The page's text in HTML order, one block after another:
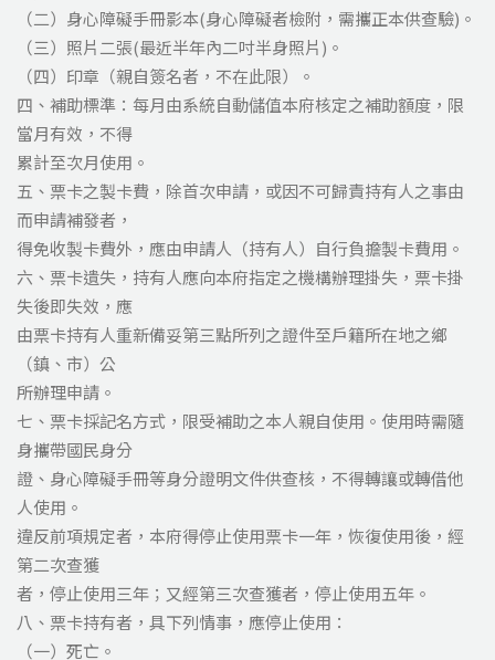
（二）身心障礙手冊影本(身心障礙者檢附，需攜正本供查驗)。
（三）照片二張(最近半年內二吋半身照片)。
（四）印章（親自簽名者，不在此限）。
四、補助標準：每月由系統自動儲值本府核定之補助額度，限
當月有效，不得
累計至次月使用。
五、票卡之製卡費，除首次申請，或因不可歸責持有人之事由
而申請補發者，
得免收製卡費外，應由申請人（持有人）自行負擔製卡費用。
六、票卡遺失，持有人應向本府指定之機構辦理掛失，票卡掛
失後即失效，應
由票卡持有人重新備妥第三點所列之證件至戶籍所在地之鄉
（鎮、市）公
所辦理申請。
七、票卡採記名方式，限受補助之本人親自使用。使用時需隨
身攜帶國民身分
證、身心障礙手冊等身分證明文件供查核，不得轉讓或轉借他
人使用。
違反前項規定者，本府得停止使用票卡一年，恢復使用後，經
第二次查獲
者，停止使用三年；又經第三次查獲者，停止使用五年。
八、票卡持有者，具下列情事，應停止使用：
（一）死亡。